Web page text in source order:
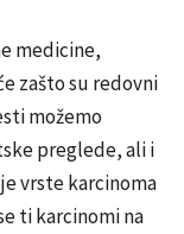
medicine,
zašto su redovni
možemo
preglede, ali i
vrste karcinoma
ti karcinomi na